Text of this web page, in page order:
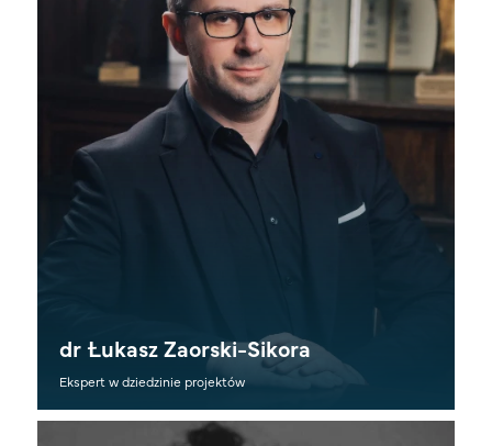
dr Łukasz Zaorski-Sikora
Ekspert w dziedzinie projektów